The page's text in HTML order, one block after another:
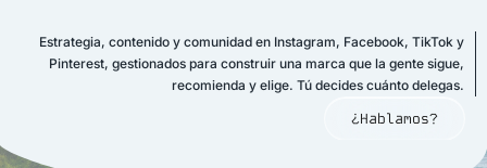
Estrategia, contenido y comunidad en Instagram, Facebook, TikTok y
Pinterest, gestionados para construir una marca que la gente sigue,
recomienda y elige. Tú decides cuánto delegas.
¿Hablamos?